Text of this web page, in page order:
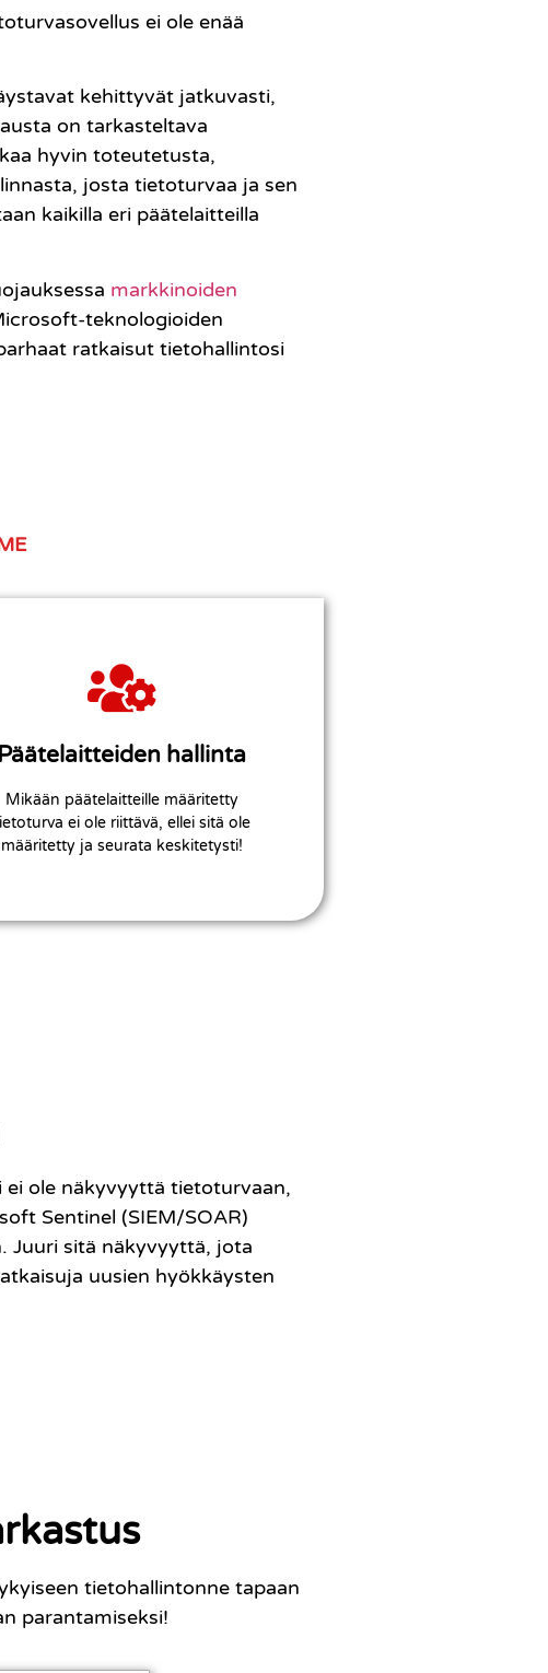
ei ole enää
kehittyvät jatkuvasti,
on tarkasteltava
hyvin toteutetusta,
josta tietoturvaa ja sen
kaikilla eri päätelaitteilla
markkinoiden
teknologioiden
ratkaisut tietohallintosi
Päätelaitteiden hallinta
Mikään päätelaitteille määritetty
ei ole riittävä, ellei sitä ole
määritetty ja seurata keskitetysti!
Microsoft Intune
hallintaan on suunniteltu tietoturva
loppukäyttäjien arkea!
ole näkyvyyttä tietoturvaan,
Sentinel (SIEM/SOAR)
Juuri sitä näkyvyyttä, jota
uusien hyökkäysten
tietohallintonne tapaan
parantamiseksi!